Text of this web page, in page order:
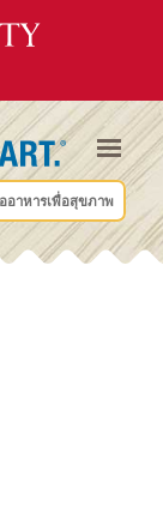
อาหารเพื่อสุขภาพ